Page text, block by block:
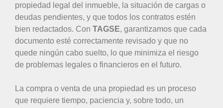
propiedad legal del inmueble, la situación de cargas o
deudas pendientes, y que todos los contratos estén
bien redactados. Con TAGSE, garantizamos que cada
documento esté correctamente revisado y que no
quede ningún cabo suelto, lo que minimiza el riesgo
de problemas legales o financieros en el futuro.
La compra o venta de una propiedad es un proceso
que requiere tiempo, paciencia y, sobre todo, un